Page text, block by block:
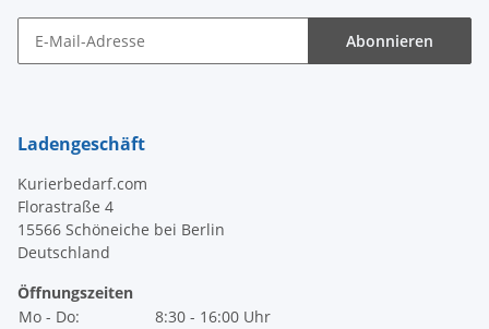
Abonnieren
Ladengeschäft
Kurierbedarf.com
Florastraße 4
15566 Schöneiche bei Berlin
Deutschland
Öffnungszeiten
Mo - Do:
8:30 - 16:00 Uhr